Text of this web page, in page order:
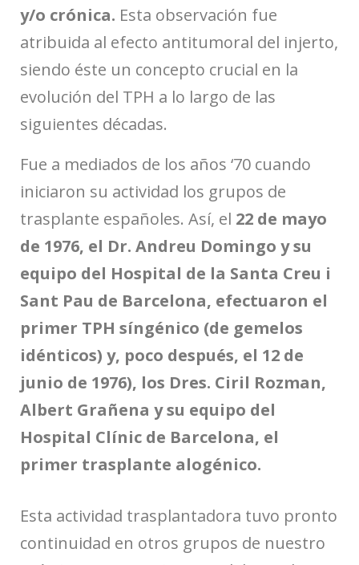
y/o crónica. Esta observación fue
atribuida al efecto antitumoral del injerto,
siendo éste un concepto crucial en la
evolución del TPH a lo largo de las
siguientes décadas.
Fue a mediados de los años ‘70 cuando
iniciaron su actividad los grupos de
trasplante españoles. Así, el 22 de mayo
de 1976, el Dr. Andreu Domingo y su
equipo del Hospital de la Santa Creu i
Sant Pau de Barcelona, efectuaron el
primer TPH síngénico (de gemelos
idénticos) y, poco después, el 12 de
junio de 1976), los Dres. Ciril Rozman,
Albert Grañena y su equipo del
Hospital Clínic de Barcelona, el
primer trasplante alogénico.
Esta actividad trasplantadora tuvo pronto
continuidad en otros grupos de nuestro